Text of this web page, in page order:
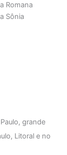
Romana
Sônia
grande
Litoral e no